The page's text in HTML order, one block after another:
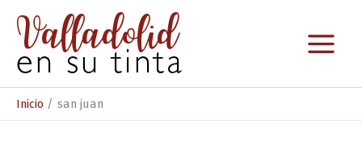
contenido
Inicio san juan